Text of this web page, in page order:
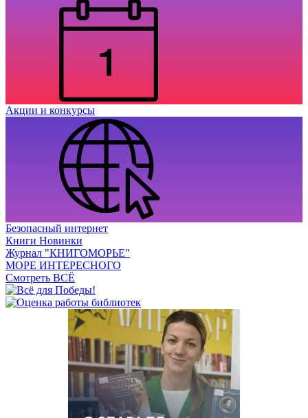
Акции и конкурсы
Безопасный интернет
Книги Новинки
Журнал "КНИГОМОРЬЕ"
МОРЕ ИНТЕРЕСНОГО
Смотреть ВСЁ